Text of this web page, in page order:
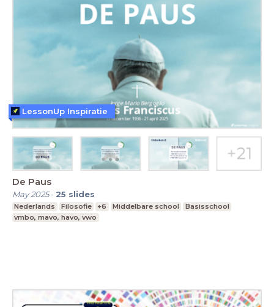
De Paus
May 2025- 25 slides
Nederlands Filosofie +6 Middelbare school
Basisschool
vmbo, mavo, havo, vwo
LessonUp Inspiratie